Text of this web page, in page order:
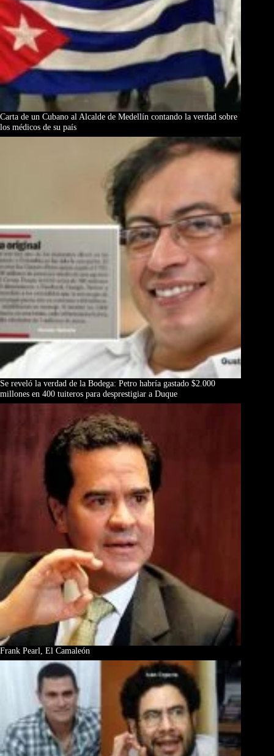
Carta de un Cubano al Alcalde de Medellín contando la verdad sobre
los médicos de su país
Se reveló la verdad de la Bodega: Petro habría gastado $2.000
millones en 400 tuiteros para desprestigiar a Duque
Frank Pearl, El Camaleón